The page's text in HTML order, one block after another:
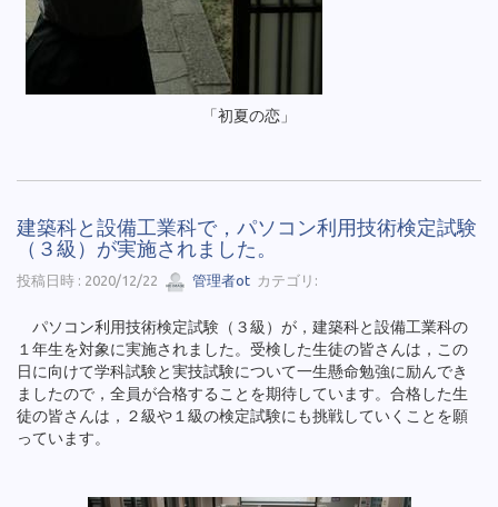
「初夏の恋」
建築科と設備工業科で，パソコン利用技術検定試験
（３級）が実施されました。
投稿日時 : 2020/12/22 管理者ot カテゴリ:
パソコン利用技術検定試験（３級）が，建築科と設備工業科の
１年生を対象に実施されました。受検した生徒の皆さんは，この
日に向けて学科試験と実技試験について一生懸命勉強に励んでき
ましたので，全員が合格することを期待しています。合格した生
徒の皆さんは，２級や１級の検定試験にも挑戦していくことを願
っています。